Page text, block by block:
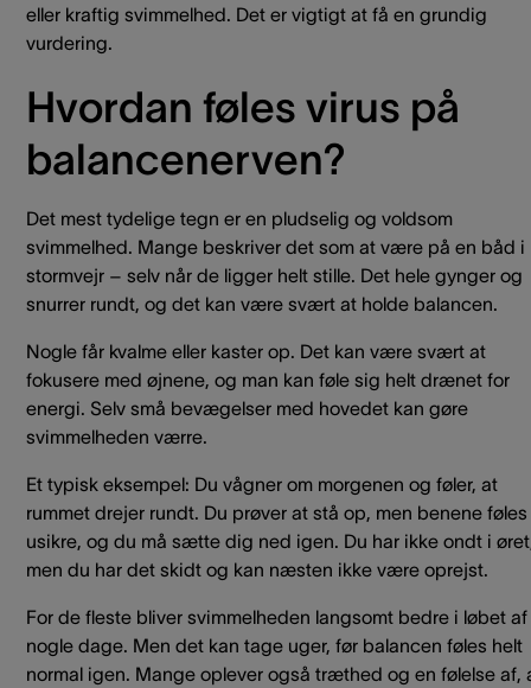
eller kraftig svimmelhed. Det er vigtigt at få en grundig
vurdering.
Hvordan føles virus på
balancenerven?
Det mest tydelige tegn er en pludselig og voldsom
svimmelhed. Mange beskriver det som at være på en båd i
stormvejr – selv når de ligger helt stille. Det hele gynger og
snurrer rundt, og det kan være svært at holde balancen.
Nogle får kvalme eller kaster op. Det kan være svært at
fokusere med øjnene, og man kan føle sig helt drænet for
energi. Selv små bevægelser med hovedet kan gøre
svimmelheden værre.
Et typisk eksempel: Du vågner om morgenen og føler, at
rummet drejer rundt. Du prøver at stå op, men benene føles
usikre, og du må sætte dig ned igen. Du har ikke ondt i
men du har det skidt og kan næsten ikke være oprejst.
For de fleste bliver svimmelheden langsomt bedre i løbet af
nogle dage. Men det kan tage uger, før balancen føles helt
normal igen. Mange oplever også træthed og en følelse af,